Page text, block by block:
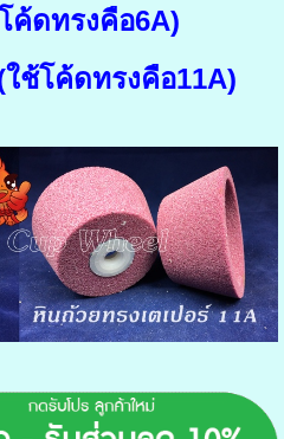
ค้ดทรงคือ6A)
ใช้โค้ดทรงคือ11A)